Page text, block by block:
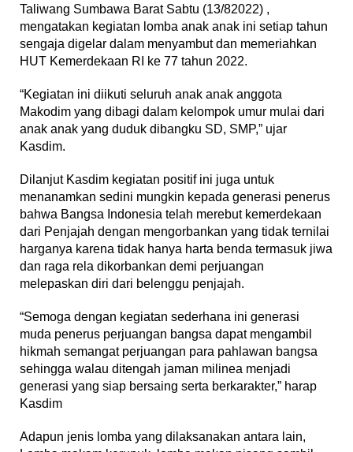
Taliwang Sumbawa Barat Sabtu (13/82022) ,
mengatakan kegiatan lomba anak anak ini setiap tahun
sengaja digelar dalam menyambut dan memeriahkan
HUT Kemerdekaan RI ke 77 tahun 2022.
“Kegiatan ini diikuti seluruh anak anak anggota
Makodim yang dibagi dalam kelompok umur mulai dari
anak anak yang duduk dibangku SD, SMP,” ujar
Kasdim.
Dilanjut Kasdim kegiatan positif ini juga untuk
menanamkan sedini mungkin kepada generasi penerus
bahwa Bangsa Indonesia telah merebut kemerdekaan
dari Penjajah dengan mengorbankan yang tidak ternilai
harganya karena tidak hanya harta benda termasuk jiwa
dan raga rela dikorbankan demi perjuangan
melepaskan diri dari belenggu penjajah.
“Semoga dengan kegiatan sederhana ini generasi
muda penerus perjuangan bangsa dapat mengambil
hikmah semangat perjuangan para pahlawan bangsa
sehingga walau ditengah jaman milinea menjadi
generasi yang siap bersaing serta berkarakter,” harap
Kasdim
Adapun jenis lomba yang dilaksanakan antara lain,